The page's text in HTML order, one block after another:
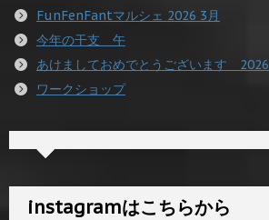
FunFenFantマルシェ 2026 3月
今年の干支 午
あけましておめでとうございます 2026
ワークショップ
instagramはこちらから